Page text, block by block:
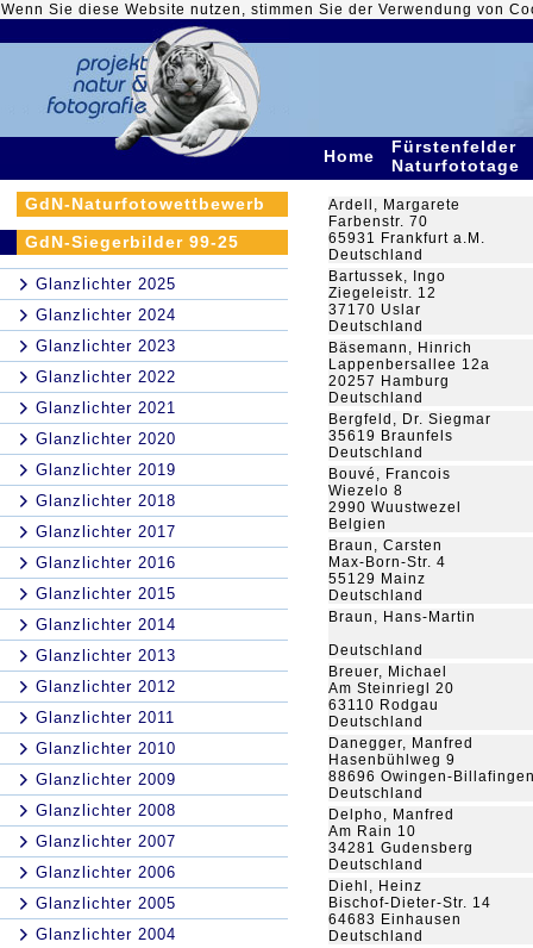
Wenn Sie diese Website nutzen, stimmen Sie der Verwendung von
Home
Fürstenfelder
Naturfototage
GdN-Naturfotowettbewerb
GdN-Siegerbilder 99-25
Glanzlichter 2025
Glanzlichter 2024
Glanzlichter 2023
Glanzlichter 2022
Glanzlichter 2021
Glanzlichter 2020
Glanzlichter 2019
Glanzlichter 2018
Glanzlichter 2017
Glanzlichter 2016
Glanzlichter 2015
Glanzlichter 2014
Glanzlichter 2013
Glanzlichter 2012
Glanzlichter 2011
Glanzlichter 2010
Glanzlichter 2009
Glanzlichter 2008
Glanzlichter 2007
Glanzlichter 2006
Glanzlichter 2005
Glanzlichter 2004
Ardell, Margarete
Farbenstr. 70
65931 Frankfurt a.M.
Deutschland
Bartussek, Ingo
Ziegeleistr. 12
37170 Uslar
Deutschland
Bäsemann, Hinrich
Lappenbersallee 12a
20257 Hamburg
Deutschland
Bergfeld, Dr. Siegmar
35619 Braunfels
Deutschland
Bouvé, Francois
Wiezelo 8
2990 Wuustwezel
Belgien
Braun, Carsten
Max-Born-Str. 4
55129 Mainz
Deutschland
Braun, Hans-Martin
Deutschland
Breuer, Michael
Am Steinriegl 20
63110 Rodgau
Deutschland
Danegger, Manfred
Hasenbühlweg 9
88696 Owingen-
Deutschland
Delpho, Manfred
Am Rain 10
34281 Gudensberg
Deutschland
Diehl, Heinz
Bischof-Dieter-Str. 14
64683 Einhausen
Deutschland